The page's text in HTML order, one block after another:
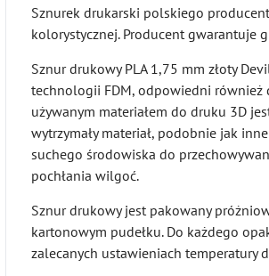
Sznurek drukarski polskiego
kolorystycznej. Producent gwarantuje
Sznur drukowy PLA 1,75 mm złoty
technologii FDM, odpowiedni również
używanym materiałem do druku 3D
wytrzymały materiał, podobnie jak
suchego środowiska do
pochłania wilgoć.
Sznur drukowy jest pakowany
kartonowym pudełku. Do każdego
zalecanych ustawieniach temperatury